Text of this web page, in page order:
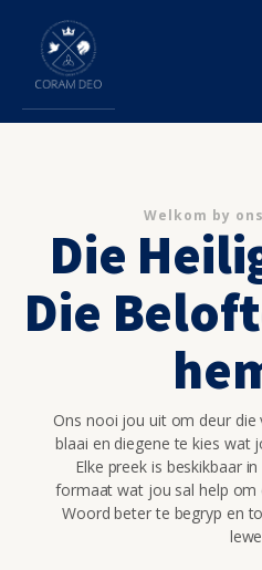
Welkom by
Die
Die
Ons nooi jou uit om deur die
blaai en diegene te kies wat
Elke preek is beskikbaar
formaat wat jou sal help om
Woord beter te begryp en